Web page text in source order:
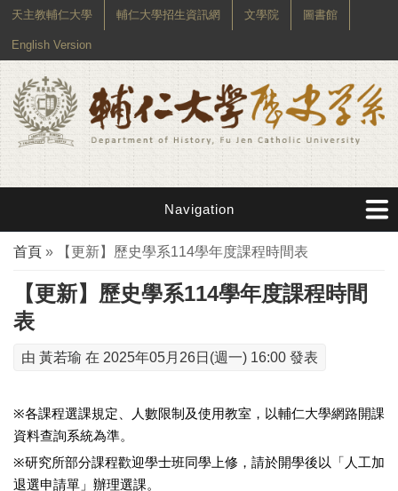
天主教輔仁大學 輔仁大學招生資訊網 文學院 圖書館
English Version
Navigation
您在這裡
首頁 » 【更新】歷史學系114學年度課程時間表
【更新】歷史學系114學年度課程時間
表
由 黃若瑜 在 2025年05月26日(週一) 16:00 發表
※各課程選課規定、人數限制及使用教室，以輔仁大學網路開課
資料查詢系統為準。
※研究所部分課程歡迎學士班同學上修，請於開學後以「人工加
退選申請單」辦理選課。